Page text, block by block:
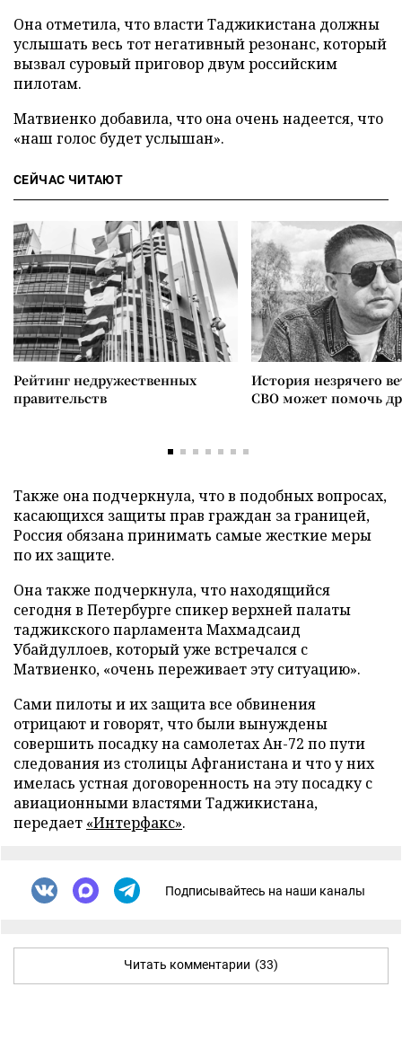
Она отметила, что власти Таджикистана должны
услышать весь тот негативный резонанс, который
вызвал суровый приговор двум российским
пилотам.
Матвиенко добавила, что она очень надеется, что
«наш голос будет услышан».
СЕЙЧАС ЧИТАЮТ
Рейтинг недружественных
правительств
История незрячего
СВО может помочь
Также она подчеркнула, что в подобных вопросах,
касающихся защиты прав граждан за границей,
Россия обязана принимать самые жесткие меры
по их защите.
Она также подчеркнула, что находящийся
сегодня в Петербурге спикер верхней палаты
таджикского парламента Махмадсаид
Убайдуллоев, который уже встречался с
Матвиенко, «очень переживает эту ситуацию».
Сами пилоты и их защита все обвинения
отрицают и говорят, что были вынуждены
совершить посадку на самолетах Ан-72 по пути
следования из столицы Афганистана и что у них
имелась устная договоренность на эту посадку с
авиационными властями Таджикистана,
передает «Интерфакс».
Подписывайтесь на наши каналы
Читать комментарии (33)